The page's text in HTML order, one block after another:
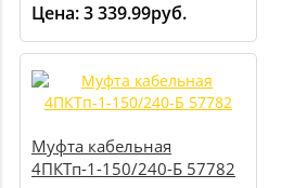
Цена:3 339.99руб.
Муфта кабельная
4ПКТп-1-150/240-Б 57782